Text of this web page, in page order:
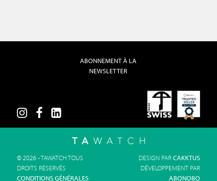
ABONNEMENT À LA
NEWSLETTER
© 2026 - TAWATCH TOUS
DROITS RÉSERVÉS
CONDITIONS GÉNÉRALES
DESIGN PARCAKKTUS
DÉVELOPPEMENT PAR
ABONOBO